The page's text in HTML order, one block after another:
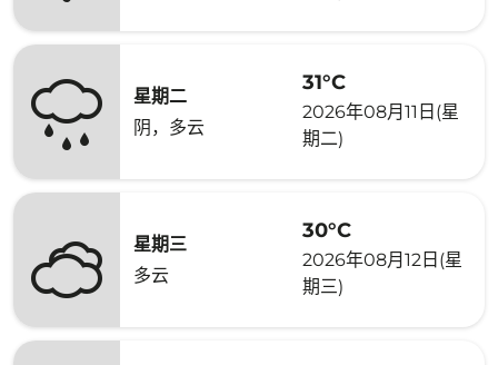
星期二
阴，多云
31°C
2026年08月11日(星
期二)
星期三
多云
30°C
2026年08月12日(星
期三)